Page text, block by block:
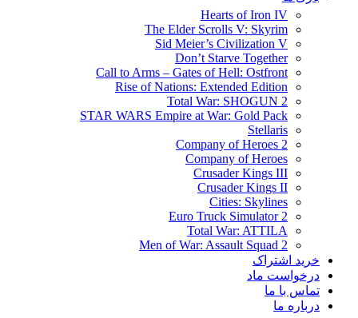
Hearts of Iron IV
The Elder Scrolls V: Skyrim
Sid Meier’s Civilization V
Don’t Starve Together
Call to Arms – Gates of Hell: Ostfront
Rise of Nations: Extended Edition
Total War: SHOGUN 2
STAR WARS Empire at War: Gold Pack
Stellaris
Company of Heroes 2
Company of Heroes
Crusader Kings III
Crusader Kings II
Cities: Skylines
Euro Truck Simulator 2
Total War: ATTILA
Men of War: Assault Squad 2
خرید اشتراک
درخواست ماد
تماس با ما
درباره ما